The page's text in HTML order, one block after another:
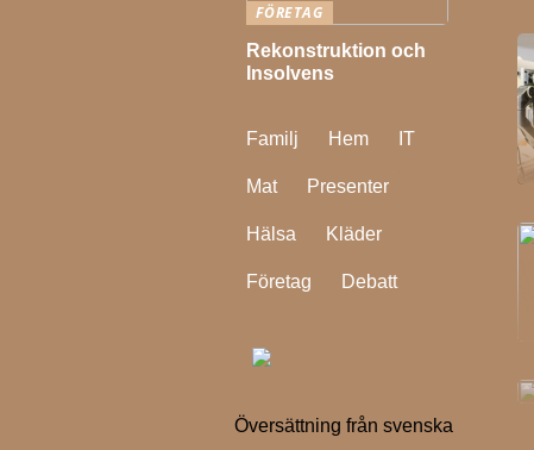
FÖRETAG
Rekonstruktion och
Insolvens
Familj Hem IT
Mat Presenter
Hälsa Kläder
Företag Debatt
Översättning från svenska